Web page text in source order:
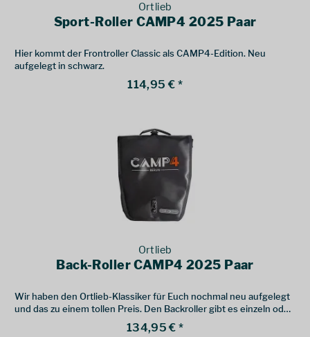
Ortlieb
Sport-Roller CAMP4 2025 Paar
Hier kommt der Frontroller Classic als CAMP4-Edition. Neu
aufgelegt in schwarz.
114,95 € *
Ortlieb
Back-Roller CAMP4 2025 Paar
Wir haben den Ortlieb-Klassiker für Euch nochmal neu aufgelegt
und das zu einem tollen Preis. Den Backroller gibt es einzeln oder
134,95 € *